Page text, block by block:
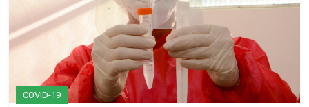
COVID-19